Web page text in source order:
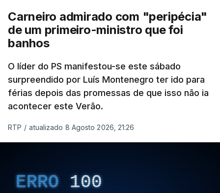
Carneiro admirado com "peripécia"
de um primeiro-ministro que foi
banhos
O líder do PS manifestou-se este sábado
surpreendido por Luís Montenegro ter ido para
férias depois das promessas de que isso não ia
acontecer este Verão.
RTP / atualizado 8 Agosto 2026, 21:26
ERRO 100